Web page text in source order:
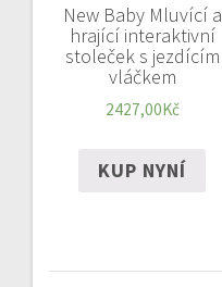
New Baby Mluvící a
hrající interaktivní
stoleček s jezdícím
vláčkem
2427,00Kč
KUP NYNÍ